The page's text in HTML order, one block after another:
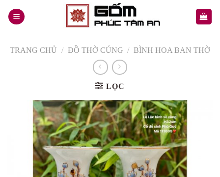
TRANG CHỦ / ĐỒ THỜ CÚNG / BÌNH HOA BAN THỜ
LỌC